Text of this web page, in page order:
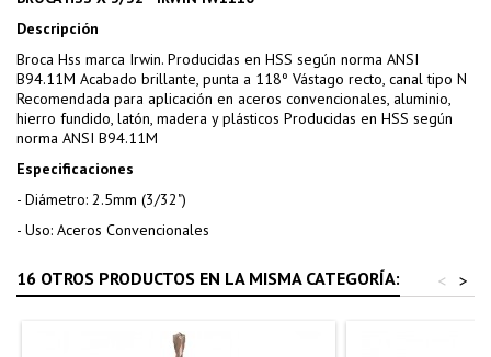
Descripción
Broca Hss marca Irwin. Producidas en HSS según norma ANSI
B94.11M Acabado brillante, punta a 118º Vástago recto, canal tipo N
Recomendada para aplicación en aceros convencionales, aluminio,
hierro fundido, latón, madera y plásticos Producidas en HSS según
norma ANSI B94.11M
Especificaciones
- Diámetro: 2.5mm (3/32")
- Uso: Aceros Convencionales
16 OTROS PRODUCTOS EN LA MISMA CATEGORÍA: >
<